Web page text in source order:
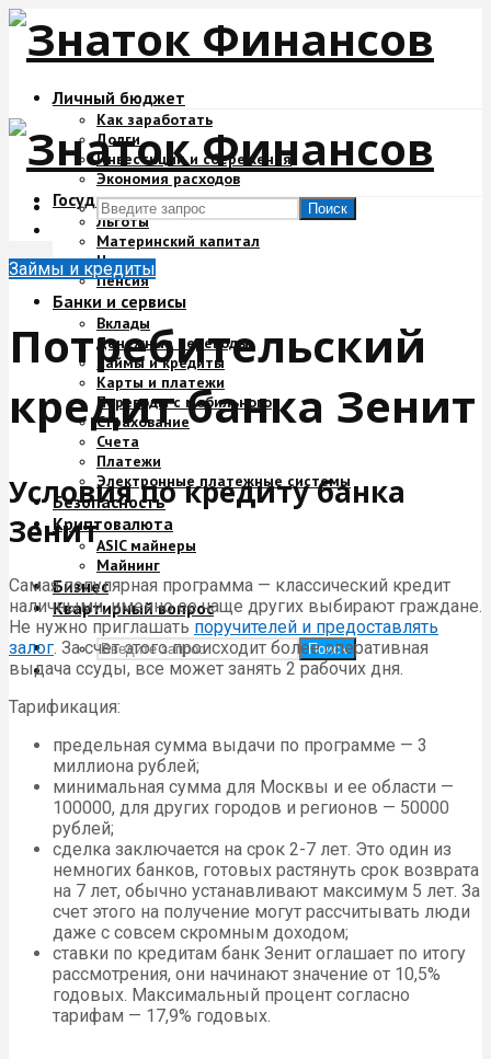
Личный бюджет
Как заработать
Долги
Инвестиции и сбережения
Экономия расходов
Государство и деньги
Льготы
Материнский капитал
Налоги
Пенсия
Банки и сервисы
Вклады
Денежные переводы
Займы и кредиты
Карты и платежи
Переводы с мобильного
Страхование
Счета
Платежи
Электронные платежные системы
Безопасность
Криптовалюта
ASIC майнеры
Майнинг
Бизнес
Квартирный вопрос
Поиск
Поиск
Займы и кредиты
Потребительский
кредит банка Зенит
Условия по кредиту банка
Зенит
Самая популярная программа — классический кредит
наличными, именно ее чаще других выбирают граждане.
Не нужно приглашать поручителей и предоставлять
залог. За счет этого происходит более оперативная
выдача ссуды, все может занять 2 рабочих дня.
Тарификация:
предельная сумма выдачи по программе — 3
миллиона рублей;
минимальная сумма для Москвы и ее области —
100000, для других городов и регионов — 50000
рублей;
сделка заключается на срок 2-7 лет. Это один из
немногих банков, готовых растянуть срок возврата
на 7 лет, обычно устанавливают максимум 5 лет. За
счет этого на получение могут рассчитывать люди
даже с совсем скромным доходом;
ставки по кредитам банк Зенит оглашает по итогу
рассмотрения, они начинают значение от 10,5%
годовых. Максимальный процент согласно
тарифам — 17,9% годовых.